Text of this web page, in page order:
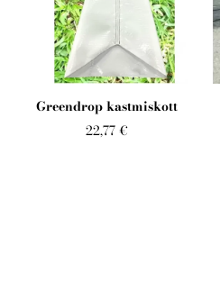
Greendrop kastmiskott
22,77 €